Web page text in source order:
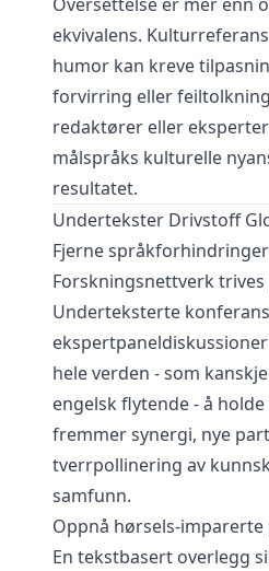
ekvivalens.
humor kan kreve
forvirring eller
redaktører eller
målspråks kulturelle
resultatet.
Undertekster Drivstoff
Fjerne språkforhindringer
Forskningsnettverk
Underteksterte
hele verden - som
engelsk flytende - å
fremmer synergi, nye
tverrpollinering av
samfunn.
Oppnå hørsels-
En tekstbasert overlegg